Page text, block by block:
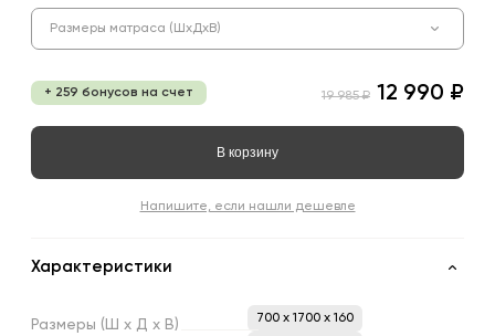
Размеры матраса (ШхДхВ)
+ 259 бонусов на счет 19 985 ₽ 12 990 ₽
В корзину
Напишите, если нашли дешевле
Характеристики
Размеры (Ш х Д х В)
700 x 1700 x 160